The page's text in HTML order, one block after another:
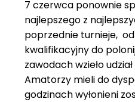
7 czerwca ponownie
najlepszego z
poprzednie turnieje,
kwalifikacyjny do
zawodach wzieło
Amatorzy mieli do
godzinach wyłonieni